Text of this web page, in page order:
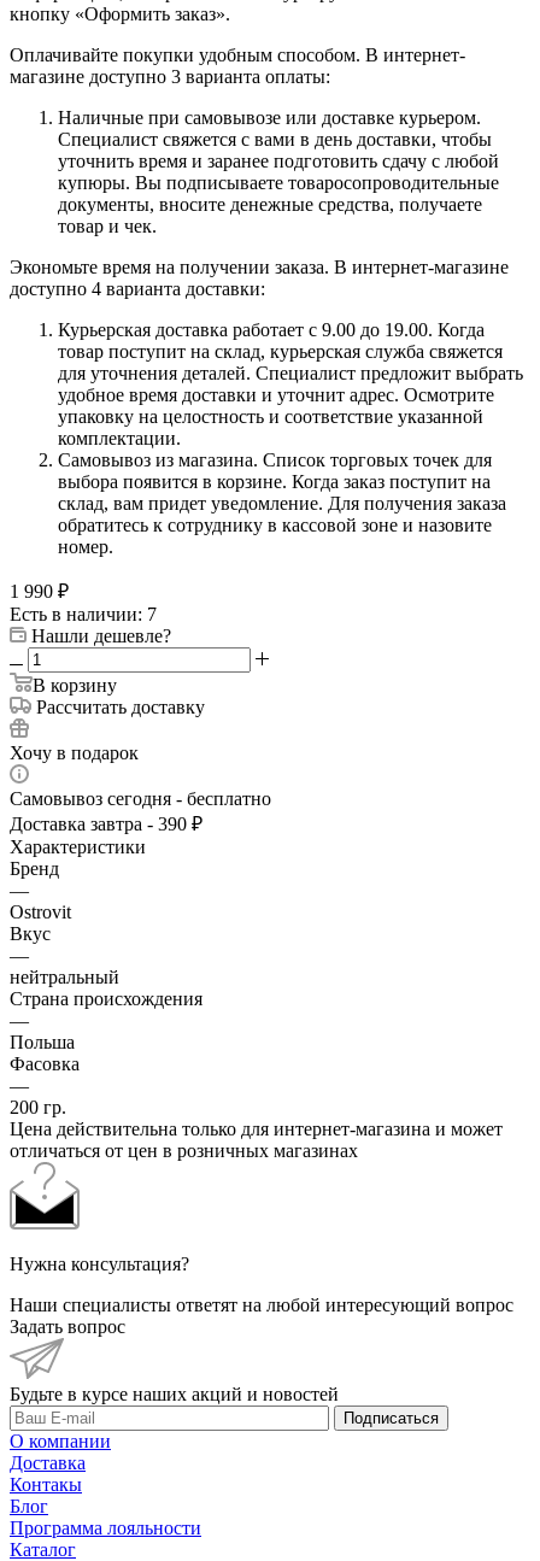
кнопку «Оформить заказ».
Оплачивайте покупки удобным способом. В интернет-
магазине доступно 3 варианта оплаты:
Наличные при самовывозе или доставке курьером.
Специалист свяжется с вами в день доставки, чтобы
уточнить время и заранее подготовить сдачу с любой
купюры. Вы подписываете товаросопроводительные
документы, вносите денежные средства, получаете
товар и чек.
Экономьте время на получении заказа. В интернет-магазине
доступно 4 варианта доставки:
Курьерская доставка работает с 9.00 до 19.00. Когда
товар поступит на склад, курьерская служба свяжется
для уточнения деталей. Специалист предложит выбрать
удобное время доставки и уточнит адрес. Осмотрите
упаковку на целостность и соответствие указанной
комплектации.
Самовывоз из магазина. Список торговых точек для
выбора появится в корзине. Когда заказ поступит на
склад, вам придет уведомление. Для получения заказа
обратитесь к сотруднику в кассовой зоне и назовите
номер.
1 990 ₽
Есть в наличии: 7
Нашли дешевле?
В корзину
Рассчитать доставку
Хочу в подарок
Самовывоз сегодня - бесплатно
Доставка завтра - 390 ₽
Характеристики
Бренд
—
Ostrovit
Вкус
—
нейтральный
Страна происхождения
—
Польша
Фасовка
—
200 гр.
Цена действительна только для интернет-магазина и может
отличаться от цен в розничных магазинах
Нужна консультация?
Наши специалисты ответят на любой интересующий вопрос
Задать вопрос
Будьте в курсе наших акций и новостей
Подписаться
О компании
Доставка
Контакы
Блог
Программа лояльности
Каталог